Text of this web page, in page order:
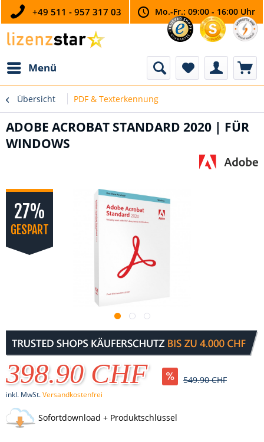
+49 511 - 957 317 03 Mo.-Fr.: 09:00 - 16:00 Uhr
Menü
Übersicht PDF & Texterkennung
ADOBE ACROBAT STANDARD 2020 | FÜR
WINDOWS
27%
GESPART
398.90 CHF 549.90 CHF
inkl. MwSt.Versandkostenfrei
Sofortdownload + Produktschlüssel